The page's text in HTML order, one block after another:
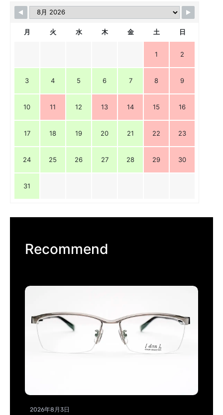
月 火 水 木 金 土 日
1 2
3 4 5 6 7 8 9
10 11 12 13 14 15 16
17 18 19 20 21 22 23
24 25 26 27 28 29 30
31
Recommend
2026年8月3日